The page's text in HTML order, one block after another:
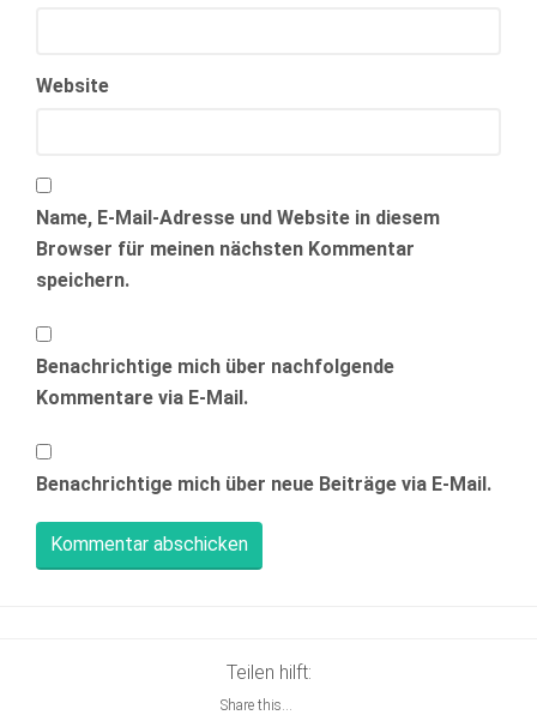
Website
Name, E-Mail-Adresse und Website in diesem
Browser für meinen nächsten Kommentar
speichern.
Benachrichtige mich über nachfolgende
Kommentare via E-Mail.
Benachrichtige mich über neue Beiträge via E-Mail.
Teilen hilft:
Share this...